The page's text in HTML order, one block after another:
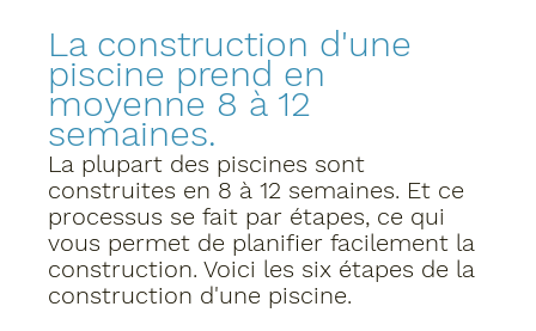
La construction d'une
piscine prend en
moyenne 8 à 12
semaines.
La plupart des piscines sont
construites en 8 à 12 semaines. Et ce
processus se fait par étapes, ce qui
vous permet de planifier facilement la
construction. Voici les six étapes de la
construction d'une piscine.